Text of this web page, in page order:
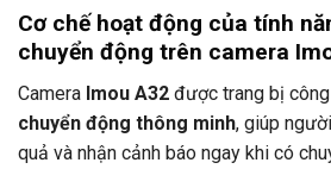
Cơ chế hoạt động của tính
chuyển động trên camera
Camera Imou A32 được trang bị
chuyển động thông minh, giúp
quả và nhận cảnh báo ngay khi có